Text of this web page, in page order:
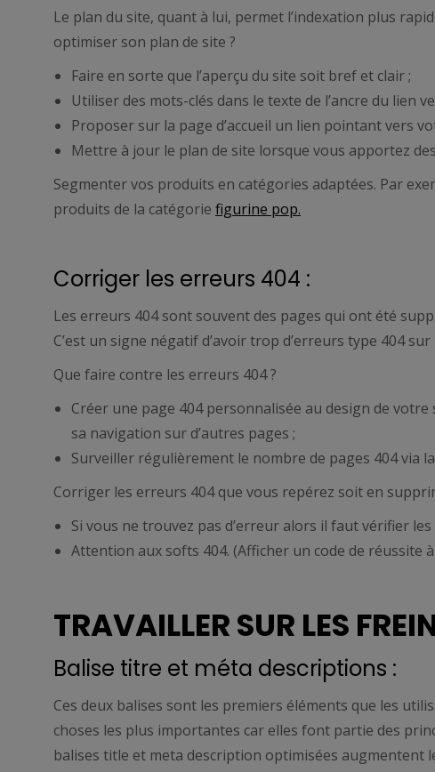
Le plan du site, quant à lui, permet l’indexation plus
optimiser son plan de site ?
Faire en sorte que l’aperçu du site soit bref et clair ;
Utiliser des mots-clés dans le texte de l’ancre du lien
Proposer sur la page d’accueil un lien pointant vers
Mettre à jour le plan de site lorsque vous apportez
Segmenter vos produits en catégories adaptées. Par
produits de la catégorie figurine pop.
Corriger les erreurs 404 :
Les erreurs 404 sont souvent des pages qui ont été
C’est un signe négatif d’avoir trop d’erreurs type 404
Que faire contre les erreurs 404 ?
Créer une page 404 personnalisée au design de
sa navigation sur d’autres pages ;
Surveiller régulièrement le nombre de pages 404 via
Corriger les erreurs 404 que vous repérez soit en
Si vous ne trouvez pas d’erreur alors il faut vérifier
Attention aux softs 404. (Afficher un code de réussite
TRAVAILLER SUR LES
Balise titre et méta descriptions :
Ces deux balises sont les premiers éléments que les
choses les plus importantes car elles font partie des
balises title et meta description optimisées augmentent